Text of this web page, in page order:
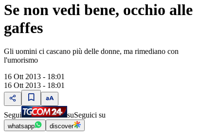
Se non vedi bene, occhio alle
gaffes
Gli uomini ci cascano più delle donne, ma rimediano con
l'umorismo
16 Ott 2013 - 18:01
16 Ott 2013 - 18:01
Segui suSeguici su
whatsapp discover